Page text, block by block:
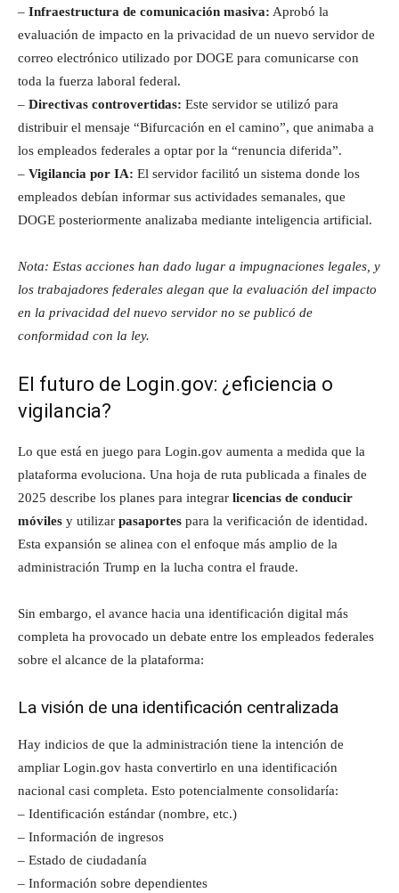
– Infraestructura de comunicación masiva: Aprobó la
evaluación de impacto en la privacidad de un nuevo servidor de
correo electrónico utilizado por DOGE para comunicarse con
toda la fuerza laboral federal.
– Directivas controvertidas: Este servidor se utilizó para
distribuir el mensaje “Bifurcación en el camino”, que animaba a
los empleados federales a optar por la “renuncia diferida”.
– Vigilancia por IA: El servidor facilitó un sistema donde los
empleados debían informar sus actividades semanales, que
DOGE posteriormente analizaba mediante inteligencia artificial.
Nota: Estas acciones han dado lugar a impugnaciones legales, y
los trabajadores federales alegan que la evaluación del impacto
en la privacidad del nuevo servidor no se publicó de
conformidad con la ley.
El futuro de Login.gov: ¿eficiencia o
vigilancia?
Lo que está en juego para Login.gov aumenta a medida que la
plataforma evoluciona. Una hoja de ruta publicada a finales de
2025 describe los planes para integrar licencias de conducir
móviles y utilizar pasaportes para la verificación de identidad.
Esta expansión se alinea con el enfoque más amplio de la
administración Trump en la lucha contra el fraude.
Sin embargo, el avance hacia una identificación digital más
completa ha provocado un debate entre los empleados federales
sobre el alcance de la plataforma:
La visión de una identificación centralizada
Hay indicios de que la administración tiene la intención de
ampliar Login.gov hasta convertirlo en una identificación
nacional casi completa. Esto potencialmente consolidaría:
– Identificación estándar (nombre, etc.)
– Información de ingresos
– Estado de ciudadanía
– Información sobre dependientes